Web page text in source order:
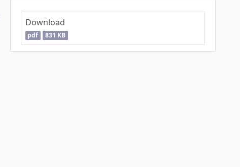
Download
pdf 831 KB